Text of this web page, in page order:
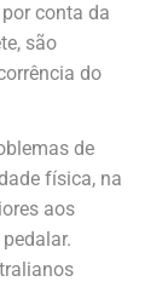
conta da
são
do
de
física, na
aos